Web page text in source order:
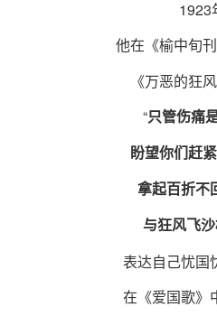
1923
他在《榆中旬
《万恶的狂
“只管伤痛
盼望你们赶
拿起百折不
与狂风飞
表达自己忧国
在《爱国歌》